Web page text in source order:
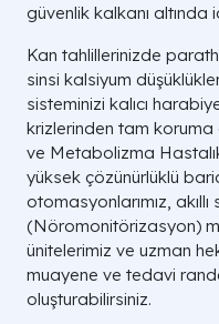
güvenlik kalkanı altında
Kan tahlillerinizde
sinsi kalsiyum
sisteminizi kalıcı
krizlerinden tam koruma
ve Metabolizma
yüksek çözünürlüklü
otomasyonlarımız,
(Nöromonitörizasyon)
ünitelerimiz ve uzman
muayene ve tedavi
oluşturabilirsiniz.